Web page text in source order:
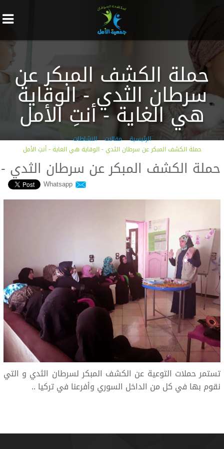
حملة الكشف المبكر عن
سرطان الثدي - الوقاية
هي الغاية - أنتِ الأمل
الرئيسية مقالات
النشاطات
حملة الكشف المبكر عن سرطان الثدي - الوقاية هي الغاية - أنتِ الأمل
حملة الكشف المبكر عن سرطان الثدي
Whatsapp
تستمر حملات التوعية عن الكشف المبكر لسرطان الثدي و التي
نقوم بها في كل من الداخل السوري وأفرعنا في تركيا ..